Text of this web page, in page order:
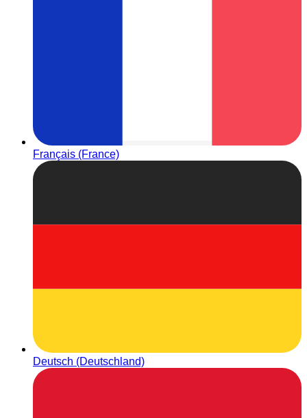
Français (France)
Deutsch (Deutschland)